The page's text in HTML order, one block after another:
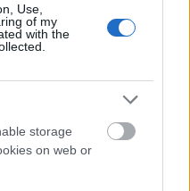
Use,
of my
with the
storage
on web or